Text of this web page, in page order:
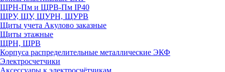
ЩРН-Пм и ЩРВ-Пм IP40
ЩРУ, ЩУ, ЩУРН, ЩУРВ
Щиты учета Акулово заказные
Щиты этажные
ЩРН, ЩРВ
Корпуса распределительные металлические ЭКФ
Электросчетчики
Аксессуары к электросчётчикам